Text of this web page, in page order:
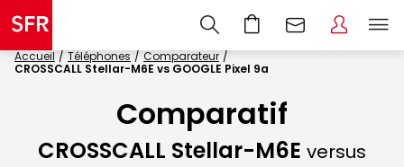
Accueil Téléphones
Comparateur
CROSSCALL Stellar-M6E vs GOOGLE Pixel 9a
Comparatif
CROSSCALL Stellar-M6E versus